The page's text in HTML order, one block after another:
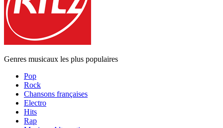
Genres musicaux les plus populaires
Pop
Rock
Chansons françaises
Electro
Hits
Rap